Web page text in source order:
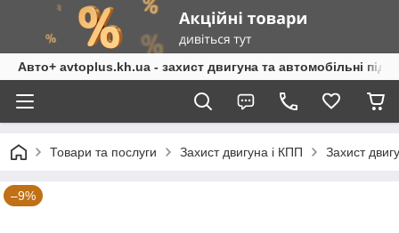
Авто+ avtoplus.kh.ua - захист двигуна та автомобільні
Товари та послуги Захист двигуна і КПП Захист
–9%